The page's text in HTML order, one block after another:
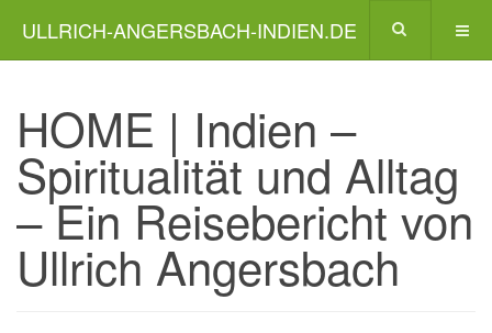
ULLRICH-ANGERSBACH-INDIEN.DE
HOME | Indien –
Spiritualität und Alltag
– Ein Reisebericht von
Ullrich Angersbach